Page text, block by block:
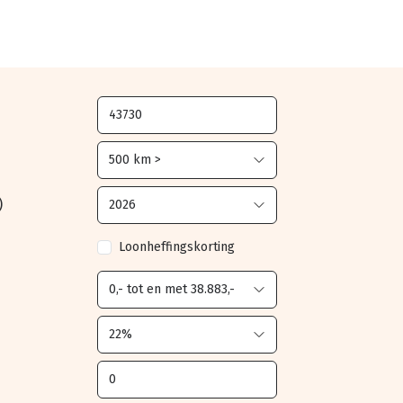
Loonheffingskorting